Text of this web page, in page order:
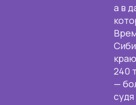
а в
240
—